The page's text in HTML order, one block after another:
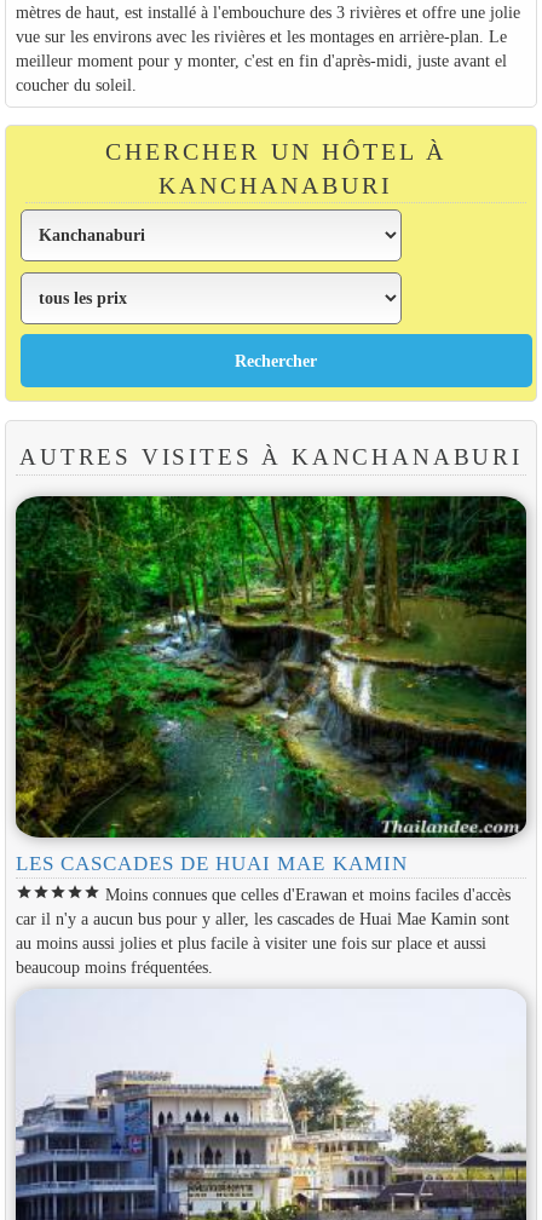
mètres de haut, est installé à l'embouchure des 3 rivières et offre une jolie
vue sur les environs avec les rivières et les montages en arrière-plan. Le
meilleur moment pour y monter, c'est en fin d'après-midi, juste avant el
coucher du soleil.
CHERCHER UN HÔTEL À
KANCHANABURI
AUTRES VISITES À KANCHANABURI
LES CASCADES DE HUAI MAE KAMIN
starstarstarstarstar Moins connues que celles d'Erawan et moins faciles d'accès
car il n'y a aucun bus pour y aller, les cascades de Huai Mae Kamin sont
au moins aussi jolies et plus facile à visiter une fois sur place et aussi
beaucoup moins fréquentées.